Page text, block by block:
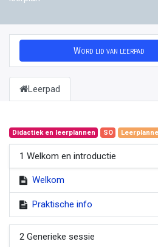
Word lid van leerpad
Leerpad
Didactiek en leerplannen SO
1 Welkom en introductie
Welkom
Praktische info
2 Generieke sessie